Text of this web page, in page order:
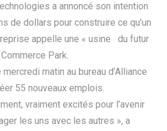
a annoncé son intention
de dollars pour construire ce qu’un
appelle une « usine du futur
Park.
mercredi matin au bureau d’Alliance
55 nouveaux emplois.
vraiment excités pour l’avenir
les uns avec les autres », a